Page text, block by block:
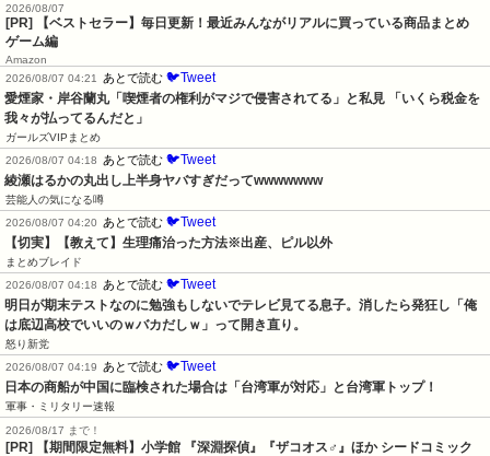
2026/08/07
[PR] 【ベストセラー】毎日更新！最近みんながリアルに買っている商品まとめ
ゲーム編
Amazon
2026/08/07 04:21
あとで読む 🐦Tweet
愛煙家・岸谷蘭丸「喫煙者の権利がマジで侵害されてる」と私見 「いくら税金を
我々が払ってるんだと」
ガールズVIPまとめ
2026/08/07 04:18
あとで読む 🐦Tweet
綾瀬はるかの丸出し上半身ヤバすぎだってwwwwwww
芸能人の気になる噂
2026/08/07 04:20
あとで読む 🐦Tweet
【切実】【教えて】生理痛治った方法※出産、ピル以外
まとめブレイド
2026/08/07 04:18
あとで読む 🐦Tweet
明日が期末テストなのに勉強もしないでテレビ見てる息子。消したら発狂し「俺
は底辺高校でいいのｗバカだしｗ」って開き直り。
怒り新党
2026/08/07 04:19
あとで読む 🐦Tweet
日本の商船が中国に臨検された場合は「台湾軍が対応」と台湾軍トップ！
軍事・ミリタリー速報
2026/08/17 まで！
[PR] 【期間限定無料】小学館 『深淵探偵』『ザコオス♂』ほか シードコミック